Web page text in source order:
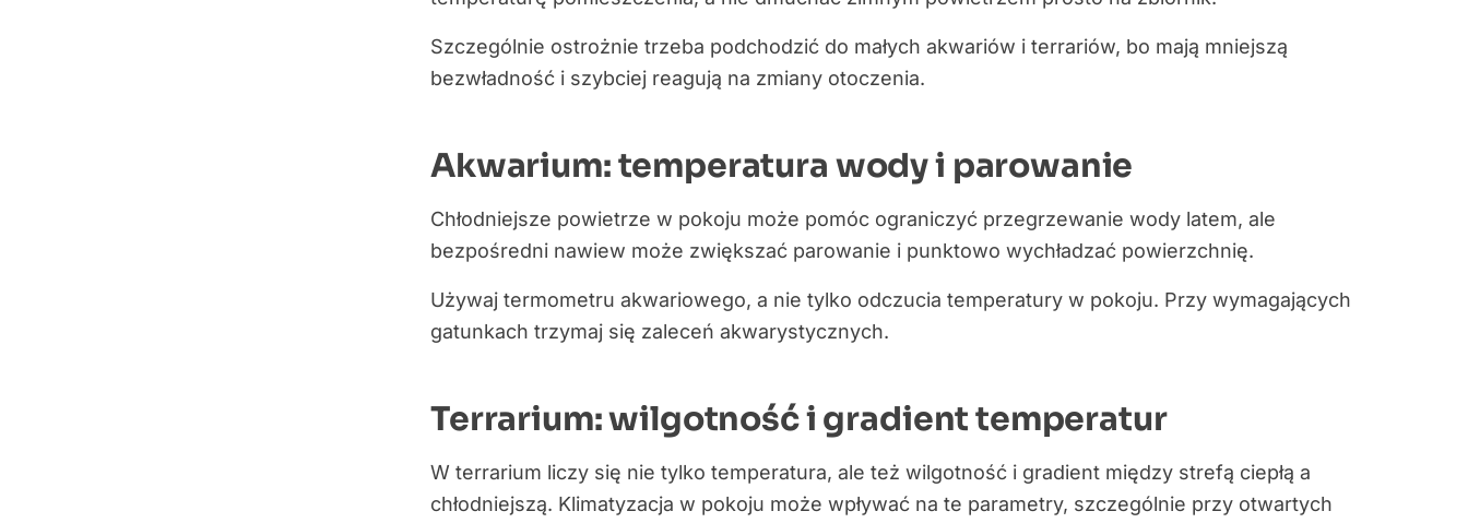
Szczególnie ostrożnie trzeba podchodzić do małych akwariów i terrariów, bo mają mniejszą
bezwładność i szybciej reagują na zmiany otoczenia.
Akwarium: temperatura wody i parowanie
Chłodniejsze powietrze w pokoju może pomóc ograniczyć przegrzewanie wody latem, ale
bezpośredni nawiew może zwiększać parowanie i punktowo wychładzać powierzchnię.
Używaj termometru akwariowego, a nie tylko odczucia temperatury w pokoju. Przy wymagających
gatunkach trzymaj się zaleceń akwarystycznych.
Terrarium: wilgotność i gradient temperatur
W terrarium liczy się nie tylko temperatura, ale też wilgotność i gradient między strefą ciepłą a
chłodniejszą. Klimatyzacja w pokoju może wpływać na te parametry, szczególnie przy otwartych